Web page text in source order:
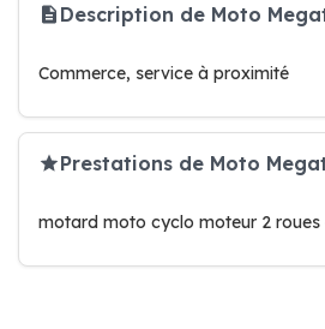
Description de Moto
Commerce, service à proximité
Prestations de Moto
motard moto cyclo moteur 2 roues